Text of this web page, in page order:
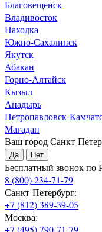
Благовещенск
Владивосток
Находка
Южно-Сахалинск
Якутск
Абакан
Горно-Алтайск
Кызыл
Анадырь
Петропавловск-
Магадан
Ваш город Санкт-
Да Нет
Бесплатный звонок по
8 (800) 234-71-79
Санкт-Петербург:
+7 (812) 389-39-05
Москва:
+7 (495) 790-71-79